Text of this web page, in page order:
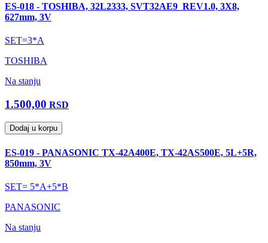
ES-018 - TOSHIBA, 32L2333, SVT32AE9_REV1.0, 3X8,
627mm, 3V
SET=3*A
TOSHIBA
Na stanju
1.500,00 RSD
Dodaj u korpu
ES-019 - PANASONIC TX-42A400E, TX-42AS500E, 5L+5R,
850mm, 3V
SET= 5*A+5*B
PANASONIC
Na stanju